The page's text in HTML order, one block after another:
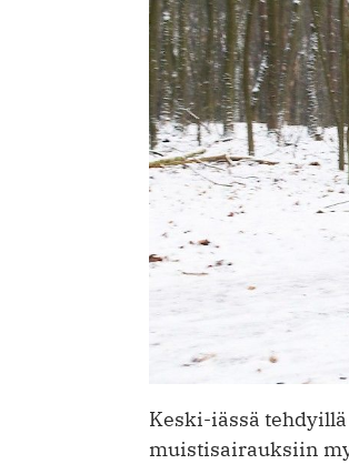
Keski-iässä
muistisairauksiin